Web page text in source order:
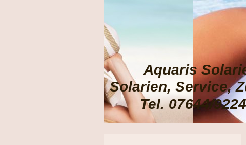
Aquaris
Solarien, Service,
Tel. 07644/